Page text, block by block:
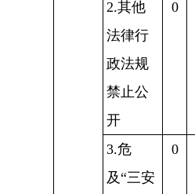
2.其他
法律行
政法规
禁止公
开
0
3.危
及“三安
0